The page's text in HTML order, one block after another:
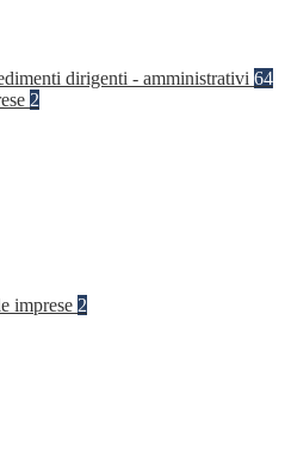
dirigenti - amministrativi 64
2
imprese 2